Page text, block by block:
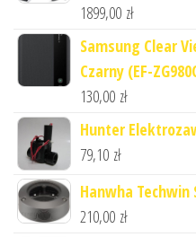
1899,00 zł
Samsung Clear
Czarny (EF-
130,00 zł
Hunter
79,10 zł
Hanwha Techwin
210,00 zł